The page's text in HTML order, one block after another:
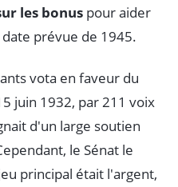
les bonus pour aider
prévue de 1945.
vota en faveur du
juin 1932, par 211 voix
d'un large soutien
le Sénat le
principal était l'argent,